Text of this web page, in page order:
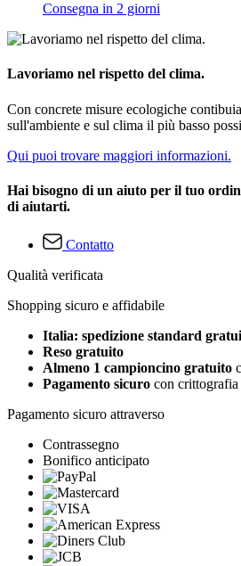
Consegna in 2 giorni
Lavoriamo nel rispetto del clima.
Con concrete misure ecologiche
sull'ambiente e sul clima il più basso
Qui puoi trovare maggiori informazioni.
Hai bisogno di un aiuto per il tuo
di aiutarti.
Contatto
Qualità verificata
Shopping sicuro e affidabile
Italia: spedizione standard
Reso gratuito
Almeno 1 campioncino gratuito
Pagamento sicuro con crittografia
Pagamento sicuro attraverso
Contrassegno
Bonifico anticipato